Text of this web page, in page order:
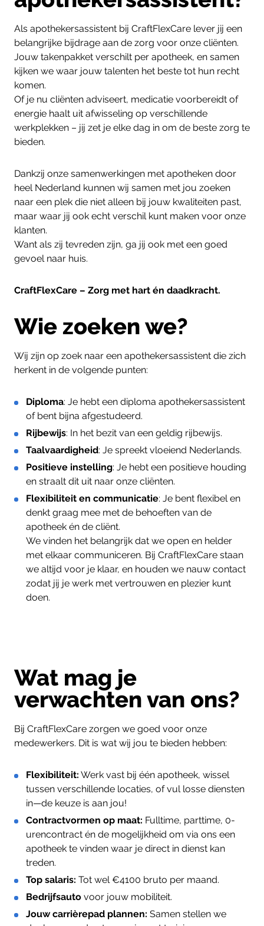
Als apothekersassistent bij CraftFlexCare lever jij een
belangrijke bijdrage aan de zorg voor onze cliënten.
Jouw takenpakket verschilt per apotheek, en samen
kijken we waar jouw talenten het beste tot hun recht
komen.
Of je nu cliënten adviseert, medicatie voorbereidt of
energie haalt uit afwisseling op verschillende
werkplekken – jij zet je elke dag in om de beste zorg te
bieden.
Dankzij onze samenwerkingen met apotheken door
heel Nederland kunnen wij samen met jou zoeken
naar een plek die niet alleen bij jouw kwaliteiten past,
maar waar jij ook echt verschil kunt maken voor onze
klanten.
Want als zij tevreden zijn, ga jij ook met een goed
gevoel naar huis.
CraftFlexCare – Zorg met hart én daadkracht.
Wie zoeken we?
Wij zijn op zoek naar een apothekersassistent die zich
herkent in de volgende punten:
Diploma: Je hebt een diploma apothekersassistent
of bent bijna afgestudeerd.
Rijbewijs: In het bezit van een geldig rijbewijs.
Taalvaardigheid: Je spreekt vloeiend Nederlands.
Positieve instelling: Je hebt een positieve houding
en straalt dit uit naar onze cliënten.
Flexibiliteit en communicatie: Je bent flexibel en
denkt graag mee met de behoeften van de
apotheek én de cliënt.
We vinden het belangrijk dat we open en helder
met elkaar communiceren. Bij CraftFlexCare staan
we altijd voor je klaar, en houden we nauw contact
zodat jij je werk met vertrouwen en plezier kunt
doen.
Wat mag je
verwachten van ons?
Bij CraftFlexCare zorgen we goed voor onze
medewerkers. Dit is wat wij jou te bieden hebben:
Flexibiliteit: Werk vast bij één apotheek, wissel
tussen verschillende locaties, of vul losse diensten
in—de keuze is aan jou!
Contractvormen op maat: Fulltime, parttime, 0-
urencontract én de mogelijkheid om via ons een
apotheek te vinden waar je direct in dienst kan
treden.
Top salaris: Tot wel €4100 bruto per maand.
Bedrijfsauto voor jouw mobiliteit.
Jouw carrièrepad plannen: Samen stellen we